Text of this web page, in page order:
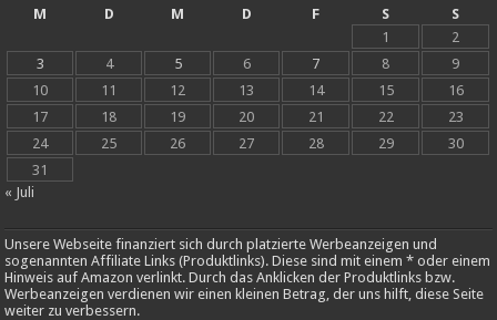
M
D M D F S
S
1
2
3
4 5 6 7 8
9
10
11 12 13 14 15
16
17
18 19 20 21 22
23
24
25 26 27 28 29
30
31
« Juli
Unsere Webseite finanziert sich durch platzierte Werbeanzeigen und
sogenannten Affiliate Links (Produktlinks). Diese sind mit einem * oder einem
Hinweis auf Amazon verlinkt. Durch das Anklicken der Produktlinks bzw.
Werbeanzeigen verdienen wir einen kleinen Betrag, der uns hilft, diese Seite
weiter zu verbessern.